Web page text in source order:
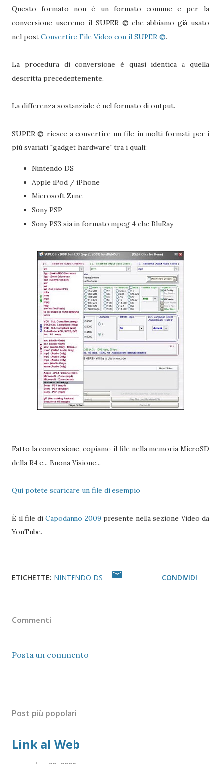
Questo formato non è un formato comune e per la
conversione useremo il SUPER © che abbiamo già usato
nel post Convertire File Video con il SUPER ©.
La procedura di conversione è quasi identica a quella
descritta precedentemente.
La differenza sostanziale è nel formato di output.
SUPER © riesce a convertire un file in molti formati per i
più svariati "gadget hardware" tra i quali:
Nintendo DS
Apple iPod / iPhone
Microsoft Zune
Sony PSP
Sony PS3 sia in formato mpeg 4 che BluRay
Fatto la conversione, copiamo il file nella memoria MicroSD
della R4 e... Buona Visione...
Qui potete scaricare un file di esempio
È il file di Capodanno 2009 presente nella sezione Video da
YouTube.
ETICHETTE: NINTENDO DS CONDIVIDI
Commenti
Posta un commento
Post più popolari
Link al Web